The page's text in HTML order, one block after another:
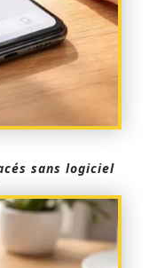
sans logiciel